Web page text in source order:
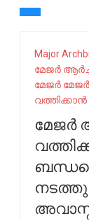
Major
മേജർ
മേജർ
വത്തിക്കാൻ
മേജർ